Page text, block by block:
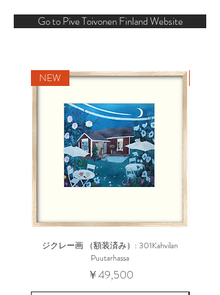
Go to Pive Toivonen Finland Website
NEW
ジクレー画 （額装済み）: 301Kahvilan
Puutarhassa
価格
￥49,500